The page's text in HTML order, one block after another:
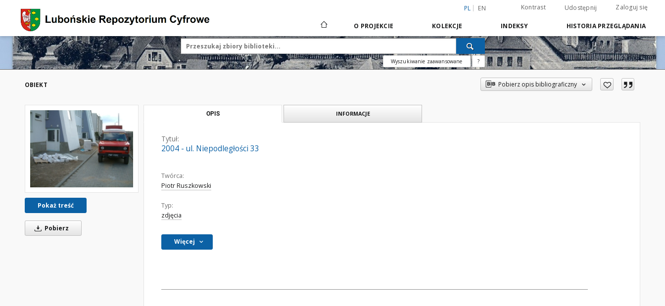
PL EN Kontrast Udostępnij Zaloguj się
O PROJEKCIE KOLEKCJE INDEKSY HISTORIA PRZEGLĄDANIA
Wyszukiwanie zaawansowane ?
OBIEKT Pobierz opis bibliograficzny
Pokaż treść
Pobierz
OPIS INFORMACJE
Tytuł:
2004 - ul. Niepodległości 33
Twórca:
Piotr Ruszkowski
Typ:
zdjęcia
Więcej